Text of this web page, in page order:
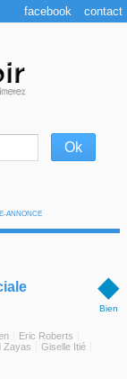
ANNONCE
◆
Bien
Eric Roberts
Zayas
Giselle Itié
facebook contact